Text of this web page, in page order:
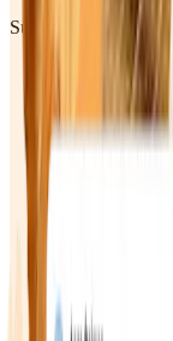
Sună-ne sau scrie-